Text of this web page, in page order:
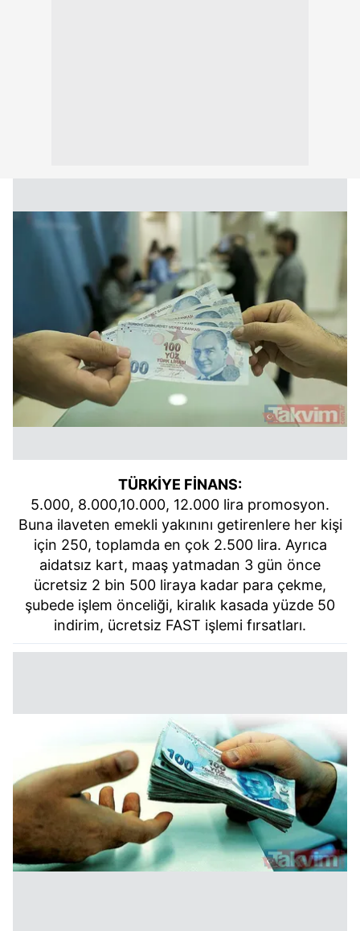
TÜRKİYE FİNANS:
5.000, 8.000,10.000, 12.000 lira promosyon.
Buna ilaveten emekli yakınını getirenlere her kişi
için 250, toplamda en çok 2.500 lira. Ayrıca
aidatsız kart, maaş yatmadan 3 gün önce
ücretsiz 2 bin 500 liraya kadar para çekme,
şubede işlem önceliği, kiralık kasada yüzde 50
indirim, ücretsiz FAST işlemi fırsatları.